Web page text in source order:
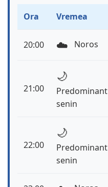
Ora Vremea
20:00 ☁️ Noros
21:00
🌙
Predominant
senin
22:00
🌙
Predominant
senin